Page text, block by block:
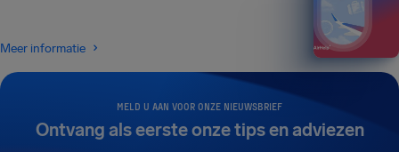
MELD U AAN VOOR ONZE NIEUWSBRIEF
Ontvang als eerste onze tips en adviezen
Meer informatie